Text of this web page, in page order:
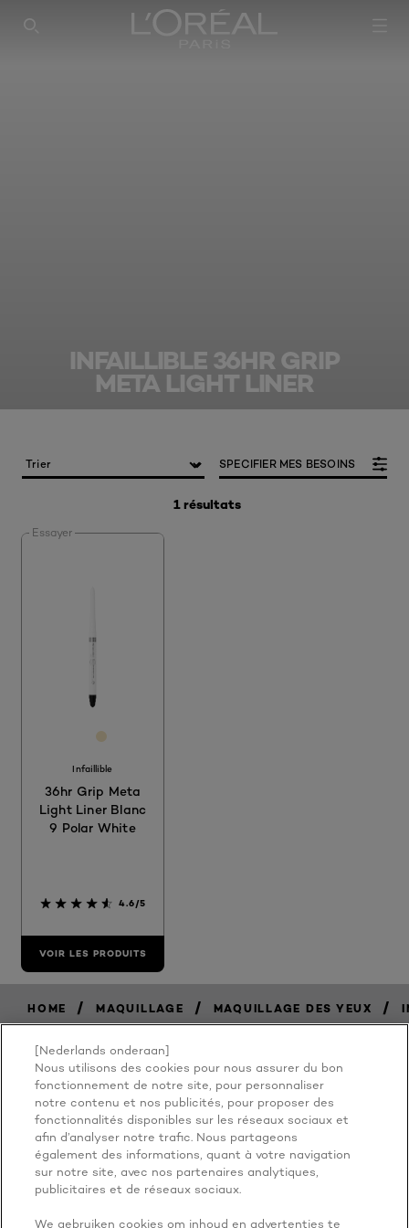
INFAILLIBLE 36HR GRIP
META LIGHT LINER
1 résultats
SPECIFIER MES BESOINS
Essayer
[Color]: #FFFFFF
[Color]: #F5E6C1
Infaillible
36hr Grip Meta
Light Liner Blanc
9 Polar White
4.6/5
VOIR LES PRODUITS
HOME / MAQUILLAGE / MAQUILLAGE DES YEUX /
BECAUSE
YOU'RE
WORTH IT
[Nederlands onderaan]
Nous utilisons des cookies pour nous assurer du bon
fonctionnement de notre site, pour personnaliser
notre contenu et nos publicités, pour proposer des
fonctionnalités disponibles sur les réseaux sociaux et
afin d’analyser notre trafic. Nous partageons
également des informations, quant à votre navigation
sur notre site, avec nos partenaires analytiques,
publicitaires et de réseaux sociaux.
We gebruiken cookies om inhoud en advertenties te